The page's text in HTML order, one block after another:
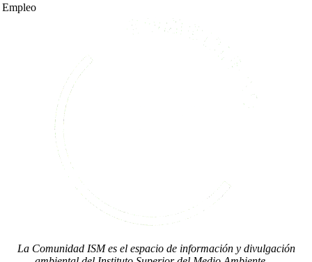
Empleo
La Comunidad ISM es el espacio de información y divulgación